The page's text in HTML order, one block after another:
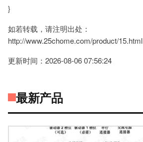
}
如若转载，请注明出处：
http://www.25chome.com/product/15.html
更新时间：2026-08-06 07:56:24
最新产品